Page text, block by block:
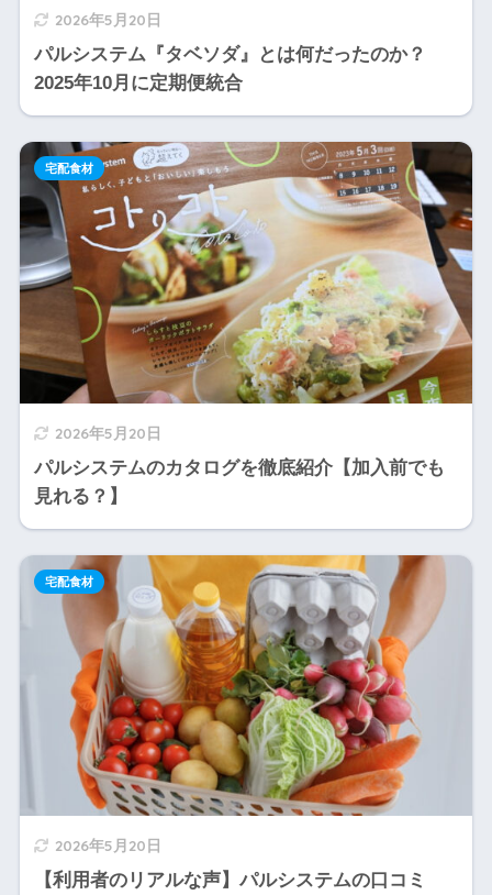
2026年5月20日
パルシステム『タベソダ』とは何だったのか？
2025年10月に定期便統合
2026年5月20日
パルシステムのカタログを徹底紹介【加入前でも
見れる？】
宅配食材
2026年5月20日
【利用者のリアルな声】パルシステムの口コミ
宅配食材